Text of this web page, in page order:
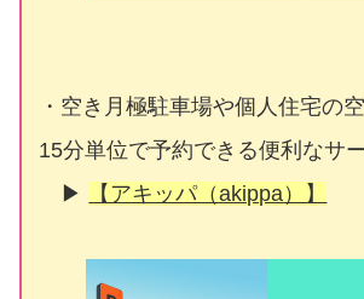
・空き月極駐車場や個人住宅の
15分単位で予約できる便利なサ
▶
【アキッパ（akippa）】